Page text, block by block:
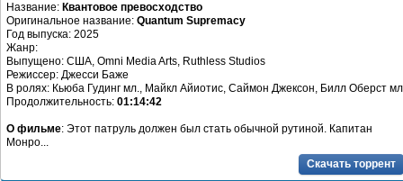
Название: Квантовое превосходство
Оригинальное название: Quantum Supremacy
Год выпуска: 2025
Жанр:
Выпущено: США, Omni Media Arts, Ruthless Studios
Режиссер: Джесси Баже
В ролях: Кьюба Гудинг мл., Майкл Айиотис, Саймон Джексон, Билл Оберст
Продолжительность: 01:14:42
О фильме: Этот патруль должен был стать обычной рутиной. Капитан
Монро...
Скачать торрент